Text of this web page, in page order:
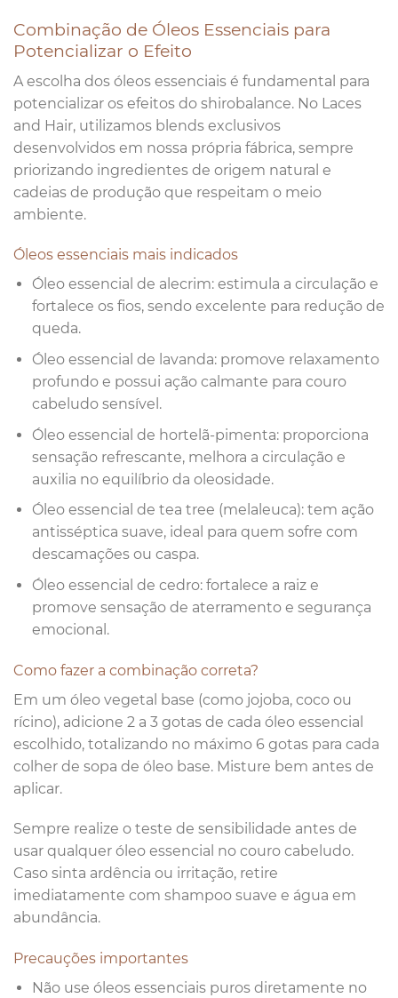
Combinação de Óleos Essenciais para
Potencializar o Efeito
A escolha dos óleos essenciais é fundamental para
potencializar os efeitos do shirobalance. No Laces
and Hair, utilizamos blends exclusivos
desenvolvidos em nossa própria fábrica, sempre
priorizando ingredientes de origem natural e
cadeias de produção que respeitam o meio
ambiente.
Óleos essenciais mais indicados
Óleo essencial de alecrim: estimula a circulação e
fortalece os fios, sendo excelente para redução de
queda.
Óleo essencial de lavanda: promove relaxamento
profundo e possui ação calmante para couro
cabeludo sensível.
Óleo essencial de hortelã-pimenta: proporciona
sensação refrescante, melhora a circulação e
auxilia no equilíbrio da oleosidade.
Óleo essencial de tea tree (melaleuca): tem ação
antisséptica suave, ideal para quem sofre com
descamações ou caspa.
Óleo essencial de cedro: fortalece a raiz e
promove sensação de aterramento e segurança
emocional.
Como fazer a combinação correta?
Em um óleo vegetal base (como jojoba, coco ou
rícino), adicione 2 a 3 gotas de cada óleo essencial
escolhido, totalizando no máximo 6 gotas para cada
colher de sopa de óleo base. Misture bem antes de
aplicar.
Sempre realize o teste de sensibilidade antes de
usar qualquer óleo essencial no couro cabeludo.
Caso sinta ardência ou irritação, retire
imediatamente com shampoo suave e água em
abundância.
Precauções importantes
Não use óleos essenciais puros diretamente no